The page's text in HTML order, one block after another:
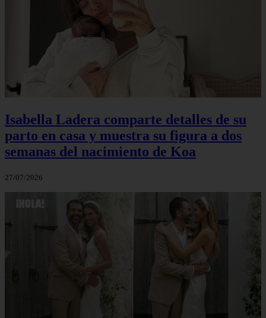
Isabella Ladera comparte detalles de su
parto en casa y muestra su figura a dos
semanas del nacimiento de Koa
27/07/2026